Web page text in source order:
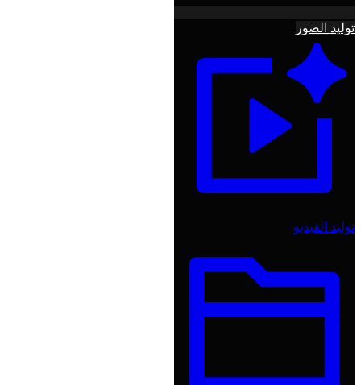
توليد الصور
توليد الفيديو